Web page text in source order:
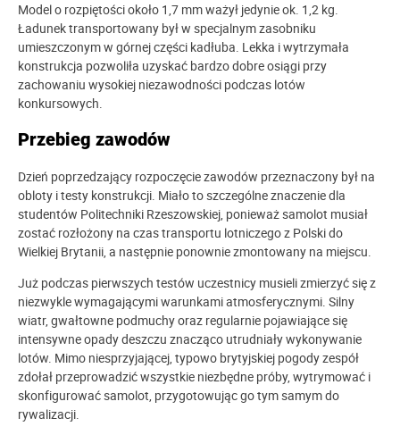
Model o rozpiętości około 1,7 mm ważył jedynie ok. 1,2 kg.
Ładunek transportowany był w specjalnym zasobniku
umieszczonym w górnej części kadłuba. Lekka i wytrzymała
konstrukcja pozwoliła uzyskać bardzo dobre osiągi przy
zachowaniu wysokiej niezawodności podczas lotów
konkursowych.
Przebieg zawodów
Dzień poprzedzający rozpoczęcie zawodów przeznaczony był na
obloty i testy konstrukcji. Miało to szczególne znaczenie dla
studentów Politechniki Rzeszowskiej, ponieważ samolot musiał
zostać rozłożony na czas transportu lotniczego z Polski do
Wielkiej Brytanii, a następnie ponownie zmontowany na miejscu.
Już podczas pierwszych testów uczestnicy musieli zmierzyć się z
niezwykle wymagającymi warunkami atmosferycznymi. Silny
wiatr, gwałtowne podmuchy oraz regularnie pojawiające się
intensywne opady deszczu znacząco utrudniały wykonywanie
lotów. Mimo niesprzyjającej, typowo brytyjskiej pogody zespół
zdołał przeprowadzić wszystkie niezbędne próby, wytrymować i
skonfigurować samolot, przygotowując go tym samym do
rywalizacji.